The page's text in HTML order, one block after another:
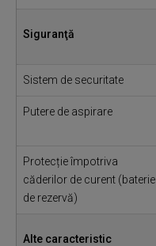
Siguranţă
Sistem de securitate
Putere de aspirare
Protecție împotriva
căderilor de curent (baterie
de rezervă)
Alte caracteristic